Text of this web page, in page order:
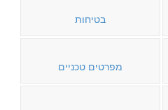
בטיחות
מפרטים טכניים